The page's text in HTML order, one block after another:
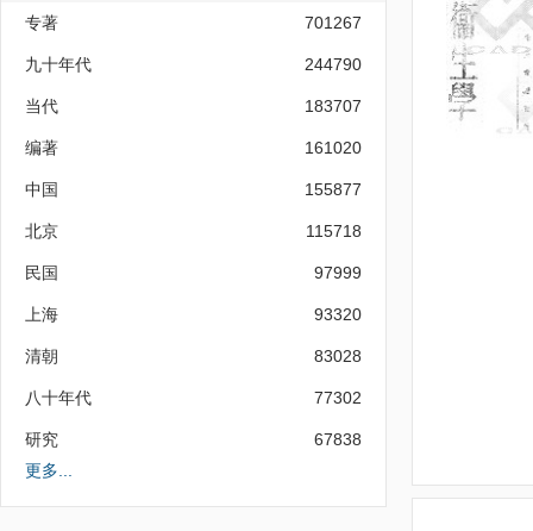
专著 701267
九十年代 244790
当代 183707
编著 161020
中国 155877
北京 115718
民国 97999
上海 93320
清朝 83028
八十年代 77302
研究
67838
更多...